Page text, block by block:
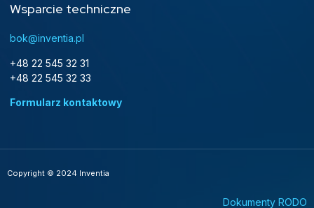
Wsparcie techniczne
bok@inventia.pl
+48 22 545 32 31
+48 22 545 32 33
Formularz kontaktowy
Copyright © 2024 Inventia
Dokumenty RODO